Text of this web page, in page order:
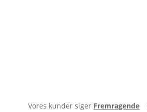
Vores kunder siger Fremragende